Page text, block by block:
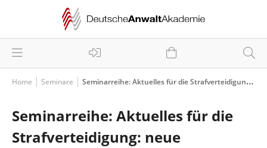
Home Seminare Seminarreihe: Aktuelles für die Strafverteidigung: neue Entscheidungen, neue Fälle, neue Gesetze – 3. Quartal
Seminarreihe: Aktuelles für die
Strafverteidigung: neue